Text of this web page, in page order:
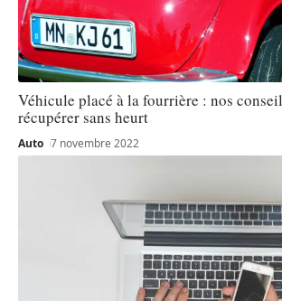
Véhicule placé à la fourrière : nos
récupérer sans heurt
Auto 7 novembre 2022